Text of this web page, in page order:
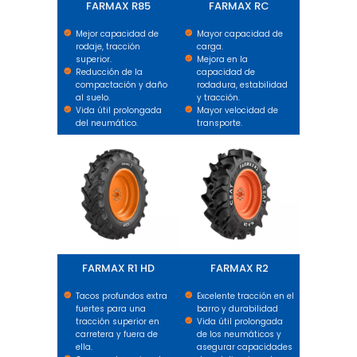
FARMAX R85
Mejor capacidad de
rodaje, tracción
superior.
Reducción de la
compactación y daño
al suelo.
Vida útil prolongada
del neumático.
FARMAX RC
Mayor capacidad de
carga.
Mejora en la
capacidad de
rodadura, estabilidad
y tracción.
Mayor velocidad de
transporte.
FARMAX R1 HD
Tacos profundos extra
fuertes para una
tracción superior en
carretera y fuera de
ella.
FARMAX R2
Excelente tracción en el
barro y durabilidad
Vida útil prolongada
de los neumáticos y
asegurar capacidades